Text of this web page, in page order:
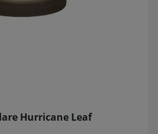
Hurricane Leaf